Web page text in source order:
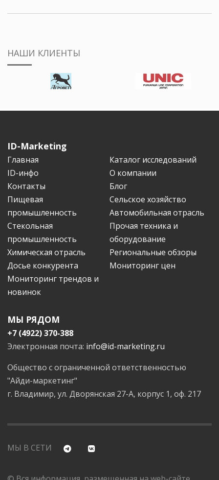
НАШИ КЛИЕНТЫ
ID-Marketing
Главная
Каталог исследований
ID-инфо
О компании
Контакты
Блог
Пищевая
промышленность
Сельское хозяйство
Автомобильная отрасль
Стекольная
промышленность
Прочая техника и
оборудование
Химическая отрасль
Региональные обзоры
Досье конкурента
Мониторинг цен
Мониторинг трендов и
новинок
МЫ РЯДОМ
+7 (4922) 370-388
Электронная почта: info@id-marketing.ru
Общество с ограниченной ответственностью
"Айди-маркетинг"
г. Владимир, ул. Дворянская 27-А, корпус 1, оф. 217
МЫ В СЕТИ